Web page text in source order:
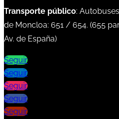
Transporte público:
de Moncloa: 651 / 654. (655
Av. de España)
Seguir
Seguir
Seguir
Seguir
Seguir